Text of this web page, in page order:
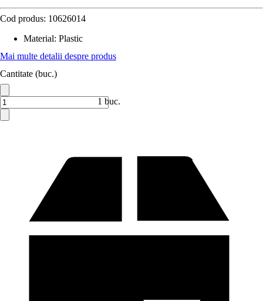
Cod produs: 10626014
Material: Plastic
Mai multe detalii despre produs
Cantitate (buc.)
1 buc.